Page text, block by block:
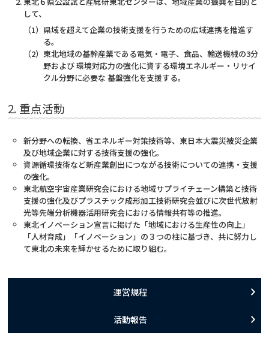
して、
（1）県域を超えて企業の技術支援を行うための広域連携を推進す
る。
（2）東北地域の基幹産業である電気・電子、食品、輸送機械の3分
野および 環境対応力の強化に資する環境エネルギー・リサイ
クル分野に必要な 基盤強化を支援する。
2. 重点活動
新分野への転換、省エネルギー対策技術等、東日本大震災被災企業
及び地域企業に対する技術支援の強化。
資源循環技術など新産業創出につながる技術についての連携・支援
の強化。
東北航空宇宙産業研究会における地域サプライチェーン構築と技術
支援の強化及びプラスチック成形加工技術研究会並びに次世代放射
光等先端分析機器活用研究会における情報共有等の推進。
東北イノベーション宣言に掲げた「地域における生産性の向上」
「人材育成」「イノベーション」の３つの柱に基づき、共に努力し
て東北の未来を輝かせるために取り組む。
運営規程
活動報告